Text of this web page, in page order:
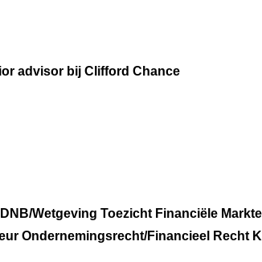
advisor bij Clifford Chance
Wetgeving Toezicht Financiële
Ondernemingsrecht/Financieel Recht